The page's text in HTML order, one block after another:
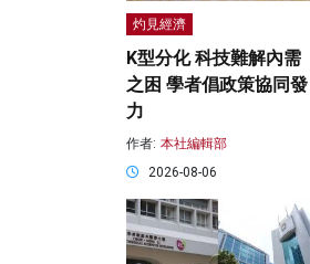
灼見經濟
K型分化 科技難解內需
之困 學者倡政策協同發
力
作者: 本社編輯部
2026-08-06